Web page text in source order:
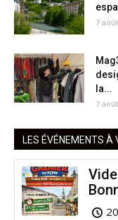
7
la...
7
LES ÉVÉNEMENTS À